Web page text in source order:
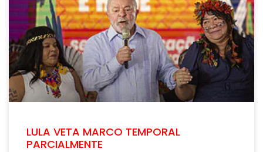
LULA VETA MARCO TEMPORAL
PARCIALMENTE